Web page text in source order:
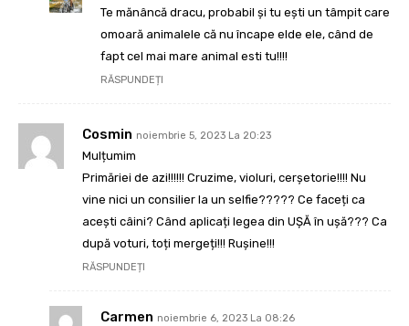
Te mănâncă dracu, probabil și tu ești un tâmpit care
omoară animalele că nu încape elde ele, când de
fapt cel mai mare animal esti tu!!!!
RĂSPUNDEȚI
Cosmin noiembrie 5, 2023 La 20:23
Mulțumim
Primăriei de azi!!!!!! Cruzime, violuri, cerșetorie!!!! Nu
vine nici un consilier la un selfie????? Ce faceți ca
acești câini? Când aplicați legea din UȘĂ în ușă??? Ca
după voturi, toți mergeți!!! Rușine!!!
RĂSPUNDEȚI
Carmen noiembrie 6, 2023 La 08:26